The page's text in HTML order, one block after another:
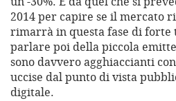
2014 per capire se il mercato
rimarrà in questa fase di forte
parlare poi della piccola
sono davvero agghiaccianti
uccise dal punto di vista
digitale.